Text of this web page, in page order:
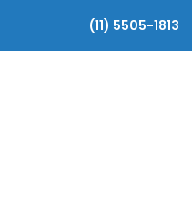
(11) 5505-1813